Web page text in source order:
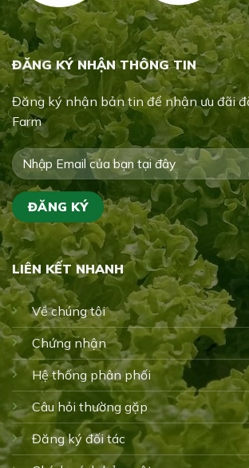
ĐĂNG KÝ NHẬN THÔNG TIN
Đăng ký nhận bản tin để nhận ưu đãi
Farm
LIÊN KẾT NHANH
Về chúng tôi
Chứng nhận
Hệ thống phân phối
Câu hỏi thường gặp
Đăng ký đối tác